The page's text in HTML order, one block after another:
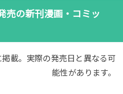
売の新刊漫画・コミッ
載。実際の発売日と異なる可
能性があります。